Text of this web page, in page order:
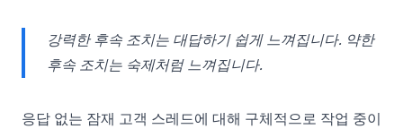
강력한 후속 조치는 대답하기 쉽게 느껴집니다. 약한
후속 조치는 숙제처럼 느껴집니다.
응답 없는 잠재 고객 스레드에 대해 구체적으로 작업 중이